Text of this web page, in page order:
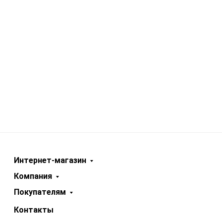
Интернет-магазин
Компания
Покупателям
Контакты